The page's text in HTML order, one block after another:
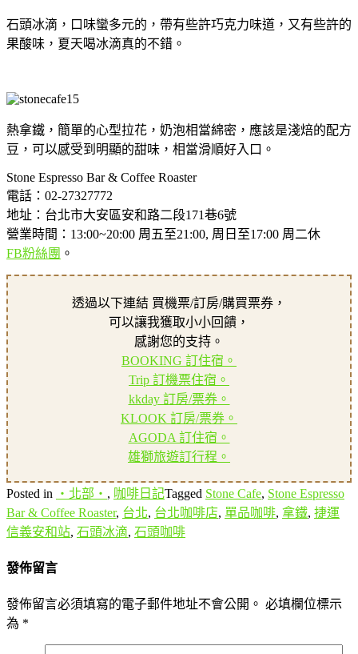
石頭冰滴，口味蠻多元的，帶有些許巧克力味道，又有些許的
果酸味，夏天喝冰滴真的不錯。
熱拿鐵，簡單的心型拉花，奶泡相當綿密，應該是淺焙的配方
豆，可以感受到明顯的甜味，相當滑順好入口。
Stone Espresso Bar & Coffee Roaster
電話：02-27327772
地址：台北市大安區安和路二段171巷6號
營業時間：13:00~20:00 周五至21:00, 周日至17:00 周二休
FB粉絲團 。
透過以下連結 買機票/訂房/購買票券，
可以讓我獲取小小回饋，
感謝您的支持。
BOOKING 訂住宿。
Trip 訂機票住宿。
kkday 訂房/票券。
KLOOK 訂房/票券。
AGODA 訂住宿。
雄獅旅遊訂行程。
Posted in ‧北部‧ , 咖啡日記Tagged Stone Cafe, Stone Espresso
Bar & Coffee Roaster, 台北, 台北咖啡店, 單品咖啡, 拿鐵, 捷運
信義安和站, 石頭冰滴, 石頭咖啡
發佈留言
發佈留言必須填寫的電子郵件地址不會公開。 必填欄位標示
為 *